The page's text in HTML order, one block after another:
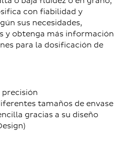
con fiabilidad y
sus necesidades,
y obtenga más información
para la dosificación de
tamaños de envase
gracias a su diseño